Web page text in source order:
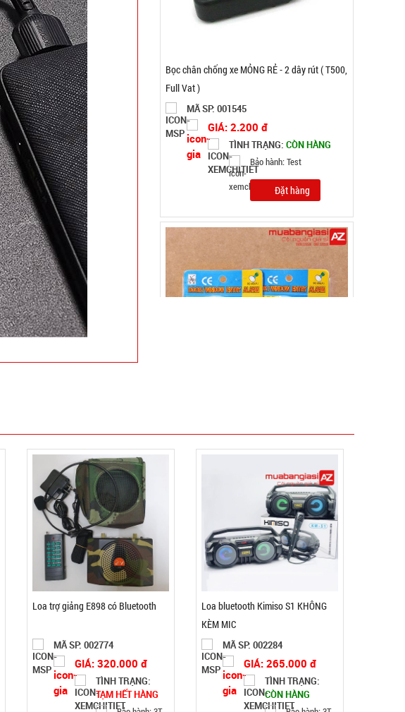
MÃ SP: 000389
GIÁ: 11.500 đ
TÌNH TRẠNG:
Bảo hành: Test
Đặt hàng
xịn
MÃ SP: 004007
GIÁ: 115.000 đ
TÌNH TRẠNG:CÒN HÀNG
Bảo hành: 1T, Cân nặng:
0,5kg
Đặt hàng
Loa trợ giảng E898 có Bluetooth
MÃ SP: 002774
GIÁ: 320.000 đ
TÌNH TRẠNG:
TẠM HẾT HÀNG
Loa bluetooth Kimiso S1 KHÔNG
KÈM MIC
MÃ SP: 002284
GIÁ: 265.000 đ
TÌNH TRẠNG:
CÒN HÀNG